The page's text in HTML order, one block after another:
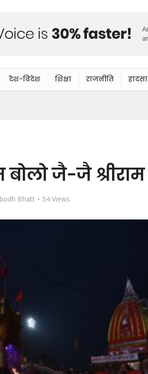
देश-विदेश शिक्षा राजनीति हादसा
जै-जै श्रीराम
Bhatt 54 Views